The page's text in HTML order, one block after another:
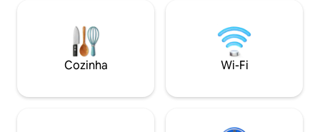
da vívida cidade de surfe El Tunco.
Depois de apenas algumas horas de
incríveis vistas para o mar, espero que
você também possa sentir uma
livre, pôr do sol
modernos, como
velocidade e
equipada, esta
Cozinha Wi-Fi